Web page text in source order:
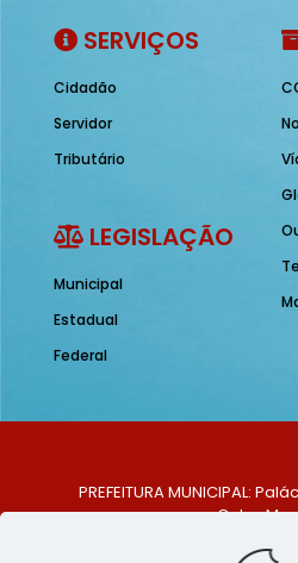
SERVIÇOS
Cidadão
Servidor
Tributário
LEGISLAÇÃO
Municipal
Estadual
Federal
PREFEITURA MUNICIPAL:
Celso